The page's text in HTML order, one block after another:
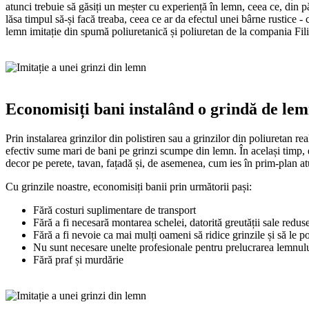
Bagheta din polistiren extrudat pentru bandă LED
oricărui spațiu, aducând un efect deosebit în decor.
intersecția pereților cu tavanul, în colțuri, oferind un
complicate. Tot ce ai nevoie este un cutter pentru
Vezi produsele
Coltar polistiren
Coltar polistiren
Decorație de perete elegantă - Cu panourile de perete, nu doar că
adaugi ușor o nouă profunzime și dinamică interiorului tău.
Ușor și decorativ - XPS (polistiren extrudat) și EPS (polistiren
oferă posibilități pentru designuri vibrante.
Ușor de instalat - Asigură-te că peretele sau tavanul sunt curate, fără
Ornamente profile decorative polistiren exterior
Ornamente profile decorative polistiren
Ornamentele și profilele decorative din polistiren
design arhitectural menite să aducă eleganță și
clădirilor, dar și pentru a crea detalii ornamentale pe
ancadramente.
intemperii, oferind o durabilitate ridicată chiar și în
face impermeabile și rezistente la impact.
Vezi produsele
Nut profile decorative polistiren exterior
Baghete decorative ipsos
rigid. Cu un design distinctiv și linii curate, aceste
stilizat oricărui spațiu. Fabricate din polimer rigid
integrează perfect cu tavanele, pereții sau ușile,
spațiul într-un mod remarcabil. Instalarea este rapidă
cu siguranță așteptările tale.
Vezi produsele
L profile baghete
L profile baghete
L profil baghete decorative reprezintă o soluție
atunci trebuie să găsiți un meșter cu experiență în lemn, ceea ce,
lăsa timpul să-și facă treaba, ceea ce ar da efectul unei bârne
lemn imitație din spumă poliuretanică și poliuretan de la compania
Economisiți bani instalând o grindă de
Prin instalarea grinzilor din polistiren sau a grinzilor din poliuretan
efectiv sume mari de bani pe grinzi scumpe din lemn. În același
decor pe perete, tavan, fațadă și, de asemenea, cum ies în prim-
Cu grinzile noastre, economisiți banii prin următorii pași:
Fără costuri suplimentare de transport
Fără a fi necesară montarea schelei, datorită greutății sale
Fără a fi nevoie ca mai mulți oameni să ridice grinzile și să le
Nu sunt necesare unelte profesionale pentru prelucrarea
Fără praf și murdărie